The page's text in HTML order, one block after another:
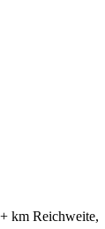
km Reichweite,